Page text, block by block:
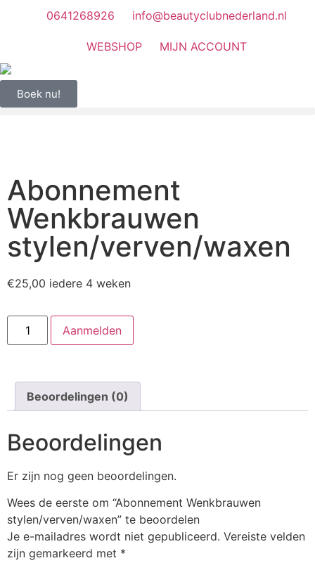
0641268926 info@beautyclubnederland.nl
WEBSHOP MIJN ACCOUNT
Boek nu!
Abonnement
Wenkbrauwen
stylen/verven/waxen
€25,00 iedere 4 weken
Aanmelden
Beoordelingen (0)
Beoordelingen
Er zijn nog geen beoordelingen.
Wees de eerste om “Abonnement Wenkbrauwen
stylen/verven/waxen” te beoordelen
Je e-mailadres wordt niet gepubliceerd. Vereiste velden
zijn gemarkeerd met *